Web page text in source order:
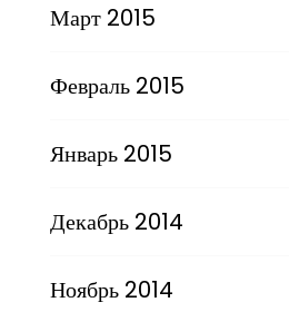
Март 2015
Февраль 2015
Январь 2015
Декабрь 2014
Ноябрь 2014